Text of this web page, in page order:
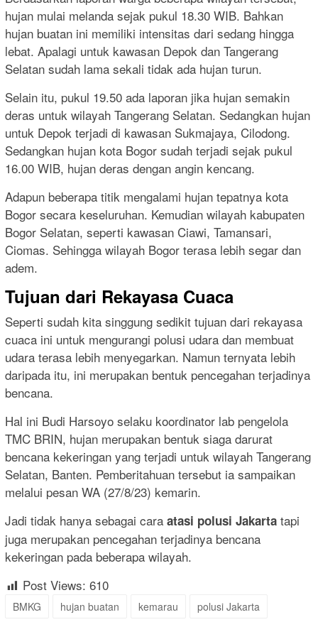
hujan mulai melanda sejak pukul 18.30 WIB. Bahkan
hujan buatan ini memiliki intensitas dari sedang hingga
lebat. Apalagi untuk kawasan Depok dan Tangerang
Selatan sudah lama sekali tidak ada hujan turun.
Selain itu, pukul 19.50 ada laporan jika hujan semakin
deras untuk wilayah Tangerang Selatan. Sedangkan hujan
untuk Depok terjadi di kawasan Sukmajaya, Cilodong.
Sedangkan hujan kota Bogor sudah terjadi sejak pukul
16.00 WIB, hujan deras dengan angin kencang.
Adapun beberapa titik mengalami hujan tepatnya kota
Bogor secara keseluruhan. Kemudian wilayah kabupaten
Bogor Selatan, seperti kawasan Ciawi, Tamansari,
Ciomas. Sehingga wilayah Bogor terasa lebih segar dan
adem.
Tujuan dari Rekayasa Cuaca
Seperti sudah kita singgung sedikit tujuan dari rekayasa
cuaca ini untuk mengurangi polusi udara dan membuat
udara terasa lebih menyegarkan. Namun ternyata lebih
daripada itu, ini merupakan bentuk pencegahan terjadinya
bencana.
Hal ini Budi Harsoyo selaku koordinator lab pengelola
TMC BRIN, hujan merupakan bentuk siaga darurat
bencana kekeringan yang terjadi untuk wilayah Tangerang
Selatan, Banten. Pemberitahuan tersebut ia sampaikan
melalui pesan WA (27/8/23) kemarin.
Jadi tidak hanya sebagai cara atasi polusi Jakarta tapi
juga merupakan pencegahan terjadinya bencana
kekeringan pada beberapa wilayah.
Post Views: 610
BMKG hujan buatan kemarau polusi Jakarta